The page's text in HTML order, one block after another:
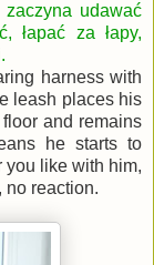
udawać
łapać za łapy,
harness with
leash places his
and remains
he starts to
you like with him,
no reaction.